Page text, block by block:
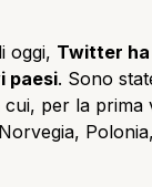
oggi, Twitter ha
paesi. Sono
cui, per la prima